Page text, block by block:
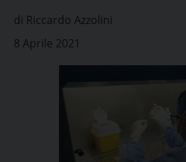
di Riccardo Azzolini
8 Aprile 2021